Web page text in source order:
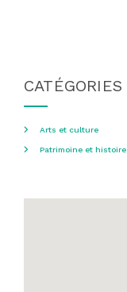
CATÉGORIES
Arts et culture
Patrimoine et histoire